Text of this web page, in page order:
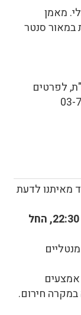
מאמן
במאור סנטר
פ"ת, לפרטים
מאיתנו לדעת
4 מפגשים ימי חמישי משעה 21:00 עד 22:30, החל
אמצעים
במקרה חירום.